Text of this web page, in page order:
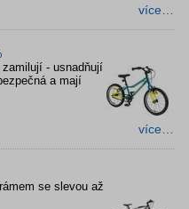
více…
- usnadňují
a mají
více…
se slevou až